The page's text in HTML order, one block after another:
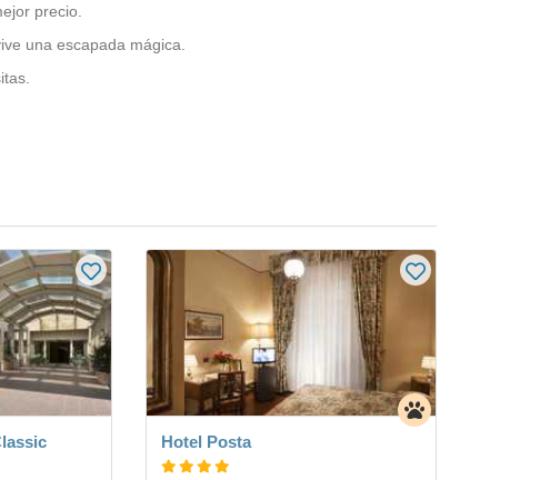
precio.
una escapada mágica.
Hotel Posta